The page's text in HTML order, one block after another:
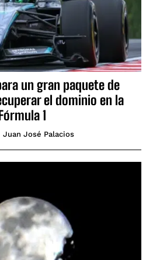
un gran paquete de
el dominio en la
1
Juan José Palacios